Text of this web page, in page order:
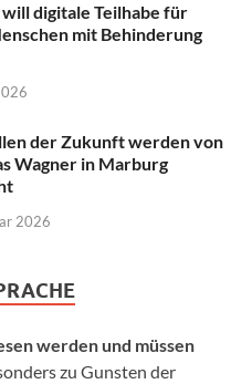
digitale Teilhabe für
mit Behinderung
der Zukunft werden von
Wagner in Marburg
2026
werden und müssen
zu Gunsten der